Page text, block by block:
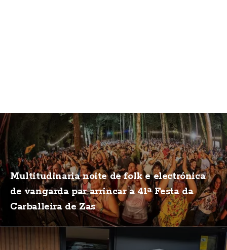
Multitudinaria noite de folk e electrónica
de vangarda par arrincar a 41ª Festa da
Carballeira de Zas